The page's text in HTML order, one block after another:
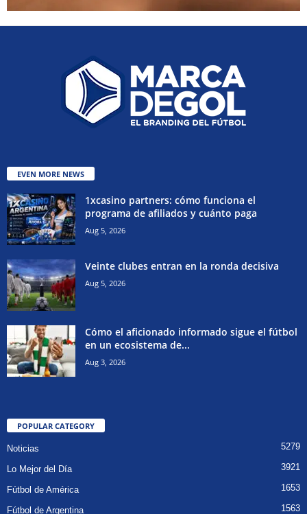
EVEN MORE NEWS
1xcasino partners: cómo funciona el
programa de afiliados y cuánto paga
Aug 5, 2026
Veinte clubes entran en la ronda decisiva
Aug 5, 2026
Cómo el aficionado informado sigue el fútbol
en un ecosistema de...
Aug 3, 2026
POPULAR CATEGORY
Noticias 5279
Lo Mejor del Día 3921
Fútbol de América 1653
Fútbol de Argentina 1563